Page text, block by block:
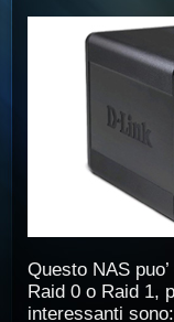
Questo NAS
Raid 0 o Raid 1,
interessanti sono: